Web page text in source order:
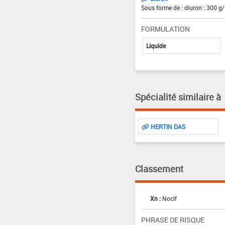
Sous forme de : diuron : 300
FORMULATION
Liquide
Spécialité similaire à
HERTIN DAS
Classement
Xn : Nocif
PHRASE DE RISQUE